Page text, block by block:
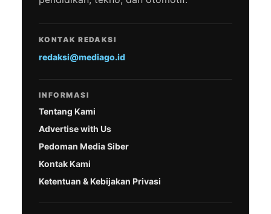
KONTAK REDAKSI
redaksi@mediago.id
INFORMASI
Tentang Kami
Advertise with Us
Pedoman Media Siber
Kontak Kami
Ketentuan & Kebijakan Privasi